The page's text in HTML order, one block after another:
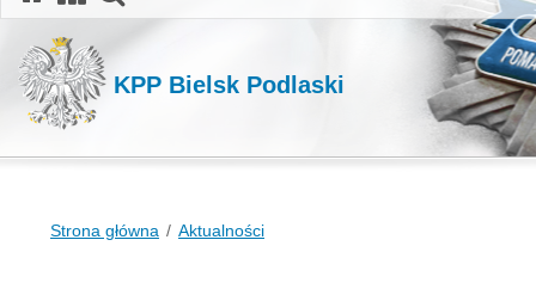
KPP Bielsk Podlaski
Strona główna Aktualności